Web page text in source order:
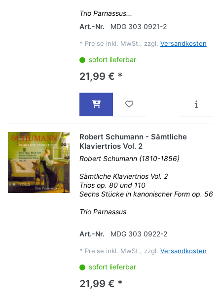
Trio Parnassus...
Art.-Nr.
MDG 303 0921-2
* Preise inkl. MwSt., zzgl. Versandkosten
sofort lieferbar
21,99 € *
Robert Schumann - Sämtliche
Klaviertrios Vol. 2
Robert Schumann (1810-1856)
Sämtliche Klaviertrios Vol. 2
Trios op. 80 und 110
Sechs Stücke in kanonischer Form op. 56
Trio Parnassus
Art.-Nr. MDG 303 0922-2
* Preise inkl. MwSt., zzgl. Versandkosten
sofort lieferbar
21,99 € *